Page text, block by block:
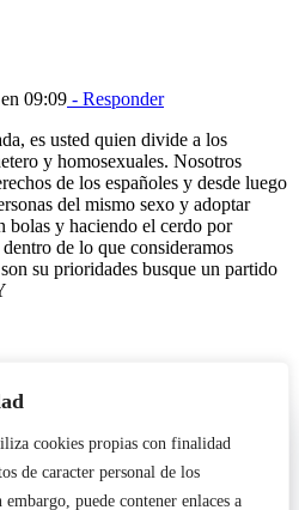
cookies propias con finalidad
de caracter personal de los
puede contener enlaces a
09:09 - Responder
es usted quien divide a los
y homosexuales. Nosotros
de los españoles y desde luego
del mismo sexo y adoptar
bolas y haciendo el cerdo por
de lo que consideramos
su prioridades busque un partido
12/2015 en 00:04
o mejor dicho, quien ha
en heterosexuales y homosexuales
genético y eso de los cromosomas
que ya puede usted, Ber, apañarse
su uso y mejorar nuestros
las cookies, rechazar las no
preferencias. Política de cookies